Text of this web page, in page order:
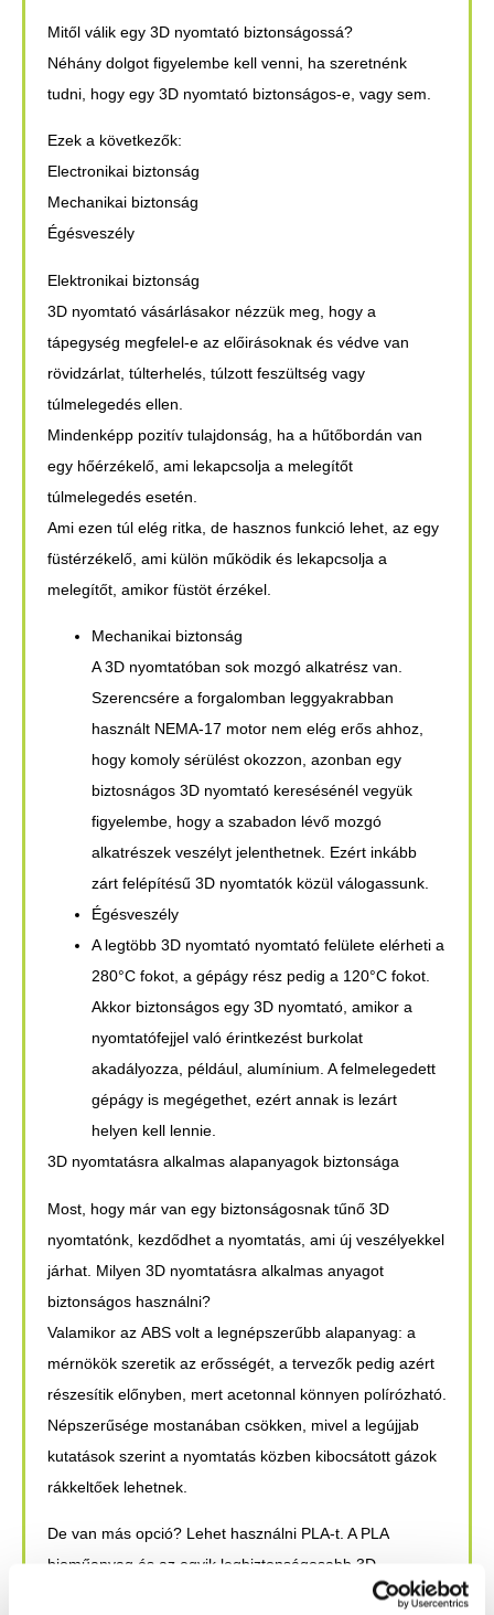
Mitől válik egy 3D nyomtató biztonságossá?
Néhány dolgot figyelembe kell venni, ha szeretnénk
tudni, hogy egy 3D nyomtató biztonságos-e, vagy sem.
Ezek a következők:
Electronikai biztonság
Mechanikai biztonság
Égésveszély
Elektronikai biztonság
3D nyomtató vásárlásakor nézzük meg, hogy a
tápegység megfelel-e az előirásoknak és védve van
rövidzárlat, túlterhelés, túlzott feszültség vagy
túlmelegedés ellen.
Mindenképp pozitív tulajdonság, ha a hűtőbordán van
egy hőérzékelő, ami lekapcsolja a melegítőt
túlmelegedés esetén.
Ami ezen túl elég ritka, de hasznos funkció lehet, az egy
füstérzékelő, ami külön működik és lekapcsolja a
melegítőt, amikor füstöt érzékel.
Mechanikai biztonság
A 3D nyomtatóban sok mozgó alkatrész van.
Szerencsére a forgalomban leggyakrabban
használt NEMA-17 motor nem elég erős ahhoz,
hogy komoly sérülést okozzon, azonban egy
biztosnágos 3D nyomtató keresésénél vegyük
figyelembe, hogy a szabadon lévő mozgó
alkatrészek veszélyt jelenthetnek. Ezért inkább
zárt felépítésű 3D nyomtatók közül válogassunk.
Égésveszély
A legtöbb 3D nyomtató nyomtató felülete elérheti a
280°C fokot, a gépágy rész pedig a 120°C fokot.
Akkor biztonságos egy 3D nyomtató, amikor a
nyomtatófejjel való érintkezést burkolat
akadályozza, például, alumínium. A felmelegedett
gépágy is megégethet, ezért annak is lezárt
helyen kell lennie.
3D nyomtatásra alkalmas alapanyagok biztonsága
Most, hogy már van egy biztonságosnak tűnő 3D
nyomtatónk, kezdődhet a nyomtatás, ami új veszélyekkel
járhat. Milyen 3D nyomtatásra alkalmas anyagot
biztonságos használni?
Valamikor az ABS volt a legnépszerűbb alapanyag: a
mérnökök szeretik az erősségét, a tervezők pedig azért
részesítik előnyben, mert acetonnal könnyen polírózható.
Népszerűsége mostanában csökken, mivel a legújjab
kutatások szerint a nyomtatás közben kibocsátott gázok
rákkeltőek lehetnek.
De van más opció? Lehet használni PLA-t. A PLA
bioműanyag és az egyik legbiztonságosabb 3D
nyomtatásra alkalmas anyagként van számontartva.